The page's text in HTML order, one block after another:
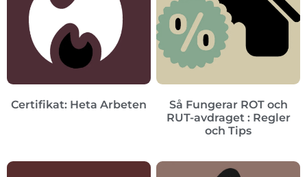
Certifikat: Heta Arbeten
Så Fungerar ROT och
RUT-avdraget : Regler
och Tips